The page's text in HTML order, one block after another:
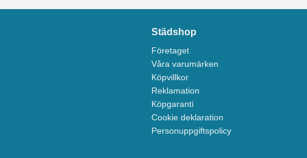
Städshop
Företaget
Våra varumärken
Köpvillkor
Reklamation
Köpgaranti
Cookie deklaration
Personuppgiftspolicy